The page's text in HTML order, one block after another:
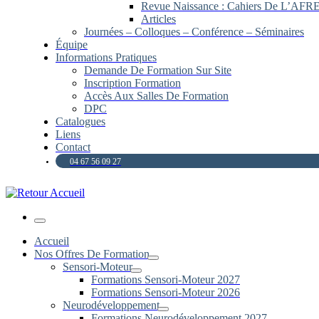
Revue Naissance : Cahiers De
Articles
Journées – Colloques – Conférence – Séminaires
Équipe
Informations Pratiques
Demande De Formation Sur Site
Inscription Formation
Accès Aux Salles De Formation
DPC
Catalogues
Liens
Contact
04 67 56 09 27
Menu
Accueil
Nos Offres De Formation
Sensori-Moteur
Formations Sensori-Moteur 2027
Formations Sensori-Moteur 2026
Neurodéveloppement